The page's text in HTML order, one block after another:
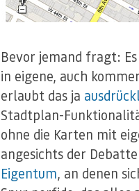
Bevor jemand fragt:
in eigene, auch
erlaubt das ja
Stadtplan-
ohne die Karten mit
angesichts der
Eigentum, an denen